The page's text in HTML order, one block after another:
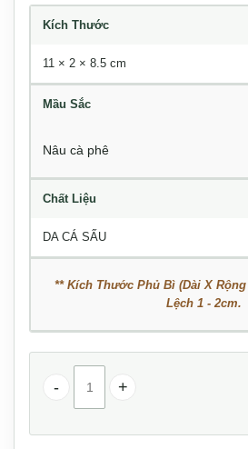
Kích Thước
11 × 2 × 8.5 cm
Mầu Sắc
Nâu cà phê
Chất Liệu
DA CÁ SẤU
** Kích Thước Phủ Bì (Dài X Rộng
Lệch 1 - 2cm.
Ví mini da cá sấu cao cấp khâu